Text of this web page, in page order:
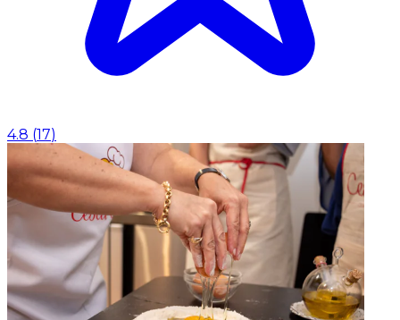
4.8 (17)